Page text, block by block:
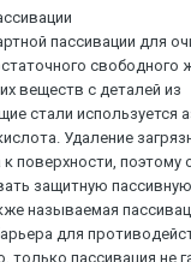
пассивации для
свободного
веществ с деталей из
стали используется
Удаление
поверхности, поэтому
защитную
называемая
для
только пассивация не